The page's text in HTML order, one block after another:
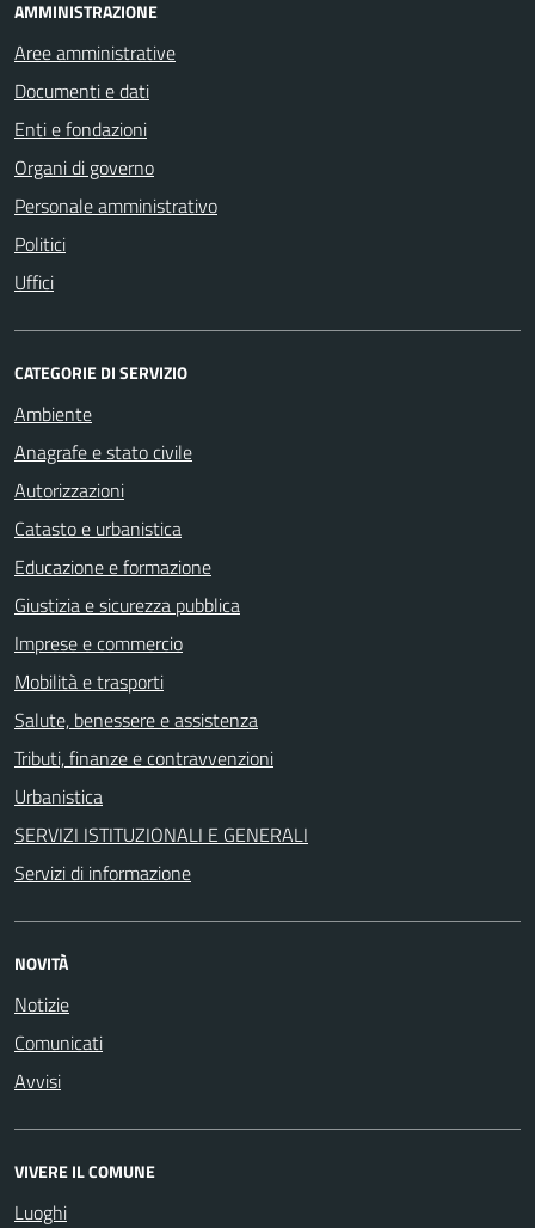
AMMINISTRAZIONE
Aree amministrative
Documenti e dati
Enti e fondazioni
Organi di governo
Personale amministrativo
Politici
Uffici
CATEGORIE DI SERVIZIO
Ambiente
Anagrafe e stato civile
Autorizzazioni
Catasto e urbanistica
Educazione e formazione
Giustizia e sicurezza pubblica
Imprese e commercio
Mobilità e trasporti
Salute, benessere e assistenza
Tributi, finanze e contravvenzioni
Urbanistica
SERVIZI ISTITUZIONALI E GENERALI
Servizi di informazione
NOVITÀ
Notizie
Comunicati
Avvisi
VIVERE IL COMUNE
Luoghi